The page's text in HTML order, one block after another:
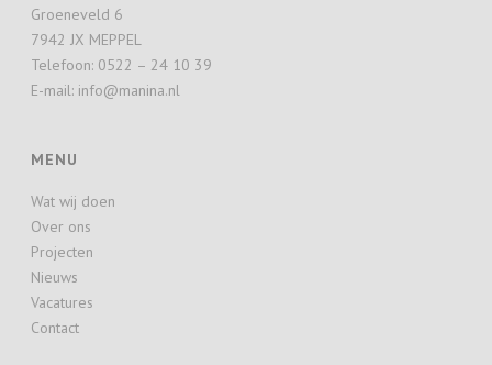
Groeneveld 6
7942 JX MEPPEL
Telefoon: 0522 – 24 10 39
E-mail: info@manina.nl
MENU
Wat wij doen
Over ons
Projecten
Nieuws
Vacatures
Contact